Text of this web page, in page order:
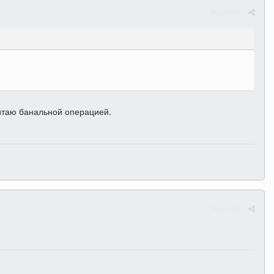
банальной операцией.